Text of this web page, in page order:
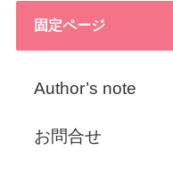
固定ページ
Author’s note
お問合せ